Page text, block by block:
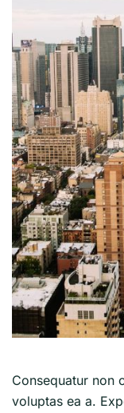
Consequatur non
voluptas ea a.